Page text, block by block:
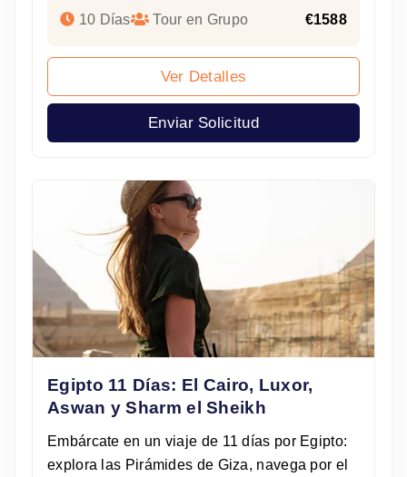
10 Días Tour en Grupo €1588
Ver Detalles
Enviar Solicitud
Egipto 11 Días: El Cairo, Luxor,
Aswan y Sharm el Sheikh
Embárcate en un viaje de 11 días por Egipto:
explora las Pirámides de Giza, navega por el